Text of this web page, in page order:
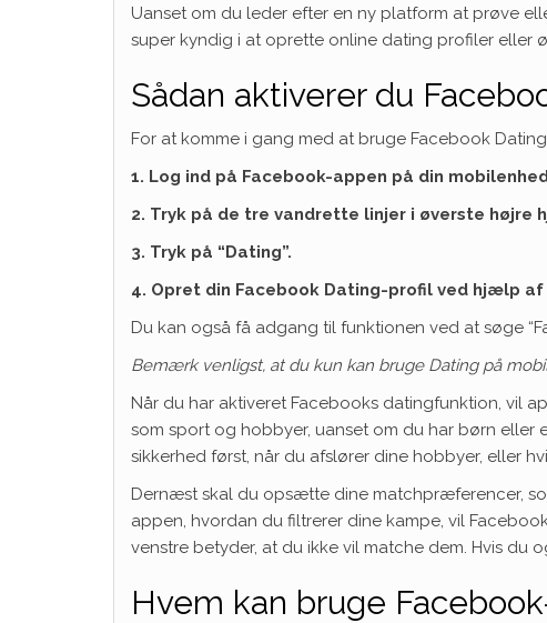
Uanset om du leder efter en ny platform at prøve
super kyndig i at oprette online dating profiler eller
Sådan aktiverer du
For at komme i gang med at bruge Facebook
1. Log ind på Facebook-appen på din
2. Tryk på de tre vandrette linjer i øverste højre
3. Tryk på “Dating”.
4. Opret din Facebook Dating-profil ved hjælp
Du kan også få adgang til funktionen ved at søge
Bemærk venligst, at du kun kan bruge Dating på
Når du har aktiveret Facebooks datingfunktion, vil
som sport og hobbyer, uanset om du har børn eller
sikkerhed først, når du afslører dine hobbyer, eller
Dernæst skal du opsætte dine matchpræferencer,
appen, hvordan du filtrerer dine kampe, vil
venstre betyder, at du ikke vil matche dem. Hvis du
Hvem kan bruge